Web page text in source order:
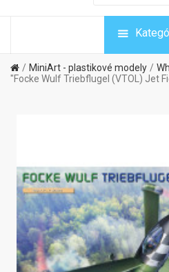
MiniArt - plastikové modely
"Focke Wulf Triebflugel (VTOL) Jet